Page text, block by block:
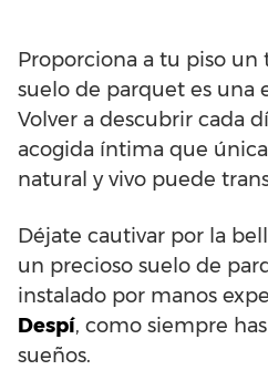
Proporciona a tu piso un
suelo de parquet es una
Volver a descubrir cada
acogida íntima que
natural y vivo puede
Déjate cautivar por la
un precioso suelo de
instalado por manos
Despí, como siempre
sueños.